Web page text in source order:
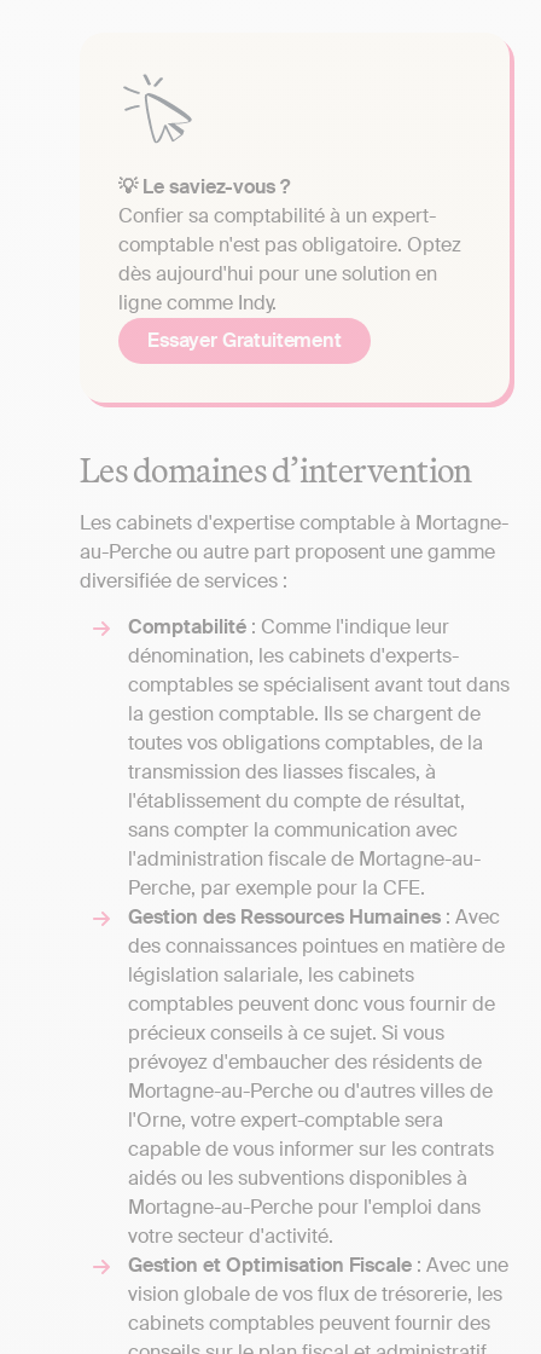
💡 Le saviez-vous ?
Confier sa comptabilité à un expert-
comptable n'est pas obligatoire. Optez
dès aujourd'hui pour une solution en
ligne comme Indy.
Essayer Gratuitement
Les domaines d’intervention
Les cabinets d'expertise comptable à Mortagne-
au-Perche ou autre part proposent une gamme
diversifiée de services :
Comptabilité : Comme l'indique leur
dénomination, les cabinets d'experts-
comptables se spécialisent avant tout dans
la gestion comptable. Ils se chargent de
toutes vos obligations comptables, de la
transmission des liasses fiscales, à
l'établissement du compte de résultat,
sans compter la communication avec
l'administration fiscale de Mortagne-au-
Perche, par exemple pour la CFE.
Gestion des Ressources Humaines : Avec
des connaissances pointues en matière de
législation salariale, les cabinets
comptables peuvent donc vous fournir de
précieux conseils à ce sujet. Si vous
prévoyez d'embaucher des résidents de
Mortagne-au-Perche ou d'autres villes de
l'Orne, votre expert-comptable sera
capable de vous informer sur les contrats
aidés ou les subventions disponibles à
Mortagne-au-Perche pour l'emploi dans
votre secteur d'activité.
Gestion et Optimisation Fiscale : Avec une
vision globale de vos flux de trésorerie, les
cabinets comptables peuvent fournir des